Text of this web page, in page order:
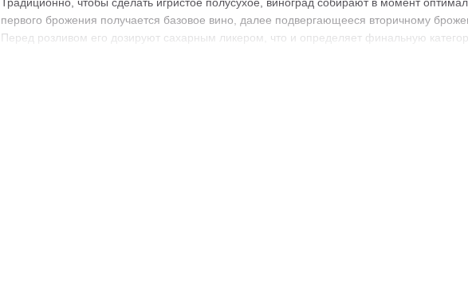
первого брожения получается базовое вино, далее подвергающееся вторичному
Перед розливом его дозируют сахарным ликером, что и определяет финальную